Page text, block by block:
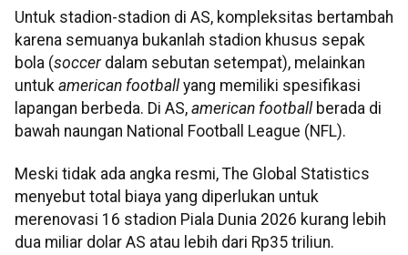
Untuk stadion-stadion di AS, kompleksitas bertambah
karena semuanya bukanlah stadion khusus sepak
bola (soccerdalam sebutan setempat), melainkan
untuk american footballyang memiliki spesifikasi
lapangan berbeda. Di AS, american footballberada di
bawah naungan National Football League (NFL).
Meski tidak ada angka resmi, The Global Statistics
menyebut total biaya yang diperlukan untuk
merenovasi 16 stadion Piala Dunia 2026 kurang lebih
dua miliar dolar AS atau lebih dari Rp35 triliun.